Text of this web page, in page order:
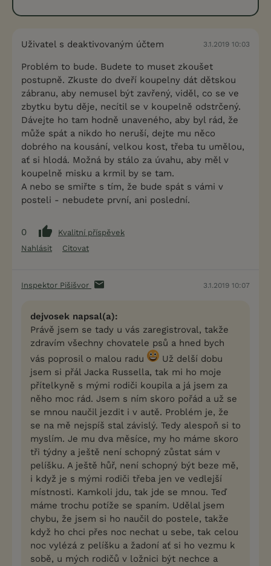
Uživatel s deaktivovaným účtem 3.1.2019 10:03
Problém to bude. Budete to muset zkoušet
postupně. Zkuste do dveří koupelny dát dětskou
zábranu, aby nemusel být zavřený, viděl, co se ve
zbytku bytu děje, necítil se v koupelně odstrčený.
Dávejte ho tam hodně unaveného, aby byl rád, že
může spát a nikdo ho neruší, dejte mu něco
dobrého na kousání, velkou kost, třeba tu umělou,
ať si hlodá. Možná by stálo za úvahu, aby měl v
koupelně misku a krmil by se tam.
A nebo se smiřte s tím, že bude spát s vámi v
posteli - nebudete první, ani poslední.
0
Kvalitní příspěvek
Nahlásit
Citovat
Inspektor Pišišvor 3.1.2019 10:07
dejvosek napsal(a):
Právě jsem se tady u vás zaregistroval, takže
zdravím všechny chovatele psů a hned bych
vás poprosil o malou radu
Už delší dobu
jsem si přál Jacka Russella, tak mi ho moje
přítelkyně s mými rodiči koupila a já jsem za
něho moc rád. Jsem s ním skoro pořád a už se
se mnou naučil jezdit i v autě. Problém je, že
se na mě nejspíš stal závislý. Tedy alespoň si to
myslím. Je mu dva měsíce, my ho máme skoro
tři týdny a ještě není schopný zůstat sám v
pelíšku. A ještě hůř, není schopný být beze mě,
i když je s mými rodiči třeba jen ve vedlejší
místnosti. Kamkoli jdu, tak jde se mnou. Teď
máme trochu potíže se spaním. Udělal jsem
chybu, že jsem si ho naučil do postele, takže
když ho chci přes noc nechat u sebe, tak celou
noc vylézá z pelíšku a žadoní ať si ho vezmu k
sobě, u mých rodičů v ložnici být nechce a